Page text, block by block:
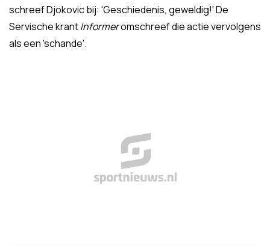
schreef Djokovic bij: 'Geschiedenis, geweldig!' De
Servische krantInformeromschreef die actie vervolgens
als een 'schande'.